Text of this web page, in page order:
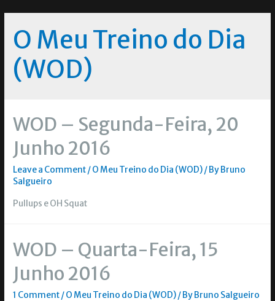
O Meu Treino do Dia
(WOD)
WOD – Segunda-Feira, 20
Junho 2016
Leave a Comment/O Meu Treino do Dia (WOD)/ By Bruno
Salgueiro
Pullups e OH Squat
WOD – Quarta-Feira, 15
Junho 2016
1 Comment/O Meu Treino do Dia (WOD)/ By Bruno Salgueiro